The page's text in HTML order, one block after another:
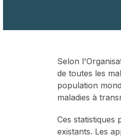
Selon
de toutes les
population
maladies à
Ces
existants. Les